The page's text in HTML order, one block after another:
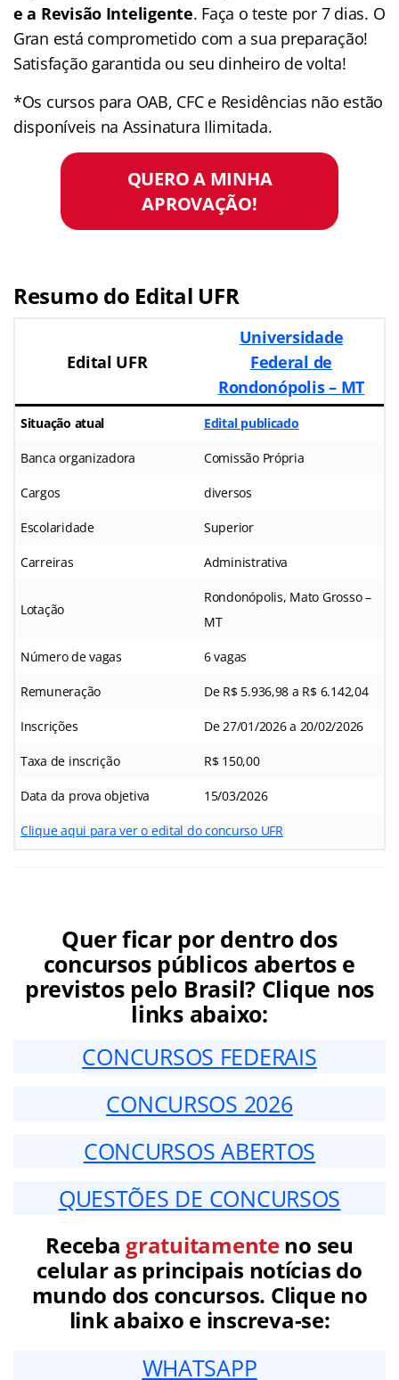
e a Revisão Inteligente. Faça o teste por 7 dias. O
Gran está comprometido com a sua preparação!
Satisfação garantida ou seu dinheiro de volta!
*Os cursos para OAB, CFC e Residências não estão
disponíveis na Assinatura Ilimitada.
QUERO A MINHA
APROVAÇÃO!
Resumo do Edital UFR
Edital UFR
Universidade
Federal de
Rondonópolis – MT
Situação atual Edital publicado
Banca organizadora Comissão Própria
Cargos diversos
Escolaridade Superior
Carreiras Administrativa
Lotação
Rondonópolis, Mato Grosso –
MT
Número de vagas 6 vagas
Remuneração De R$ 5.936,98 a R$ 6.142,04
Inscrições De 27/01/2026 a 20/02/2026
Taxa de inscrição R$ 150,00
Data da prova objetiva 15/03/2026
Clique aqui para ver o edital do concurso UFR
Quer ficar por dentro dos
concursos públicos abertos e
previstos pelo Brasil? Clique nos
links abaixo:
CONCURSOS FEDERAIS
CONCURSOS 2026
CONCURSOS ABERTOS
QUESTÕES DE CONCURSOS
Receba gratuitamenteno seu
celular as principais notícias do
mundo dos concursos. Clique no
link abaixo e inscreva-se:
WHATSAPP